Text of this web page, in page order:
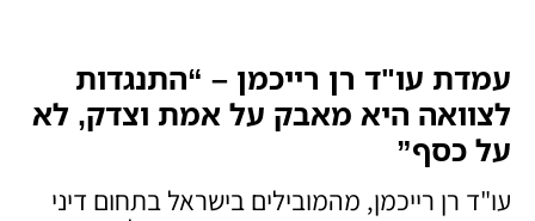
עמדת עו"ד רן רייכמן – “התנגדות
לצוואה היא מאבק על אמת וצדק, לא
על כסף”
עו"ד רן רייכמן, מהמובילים בישראל בתחום דיני